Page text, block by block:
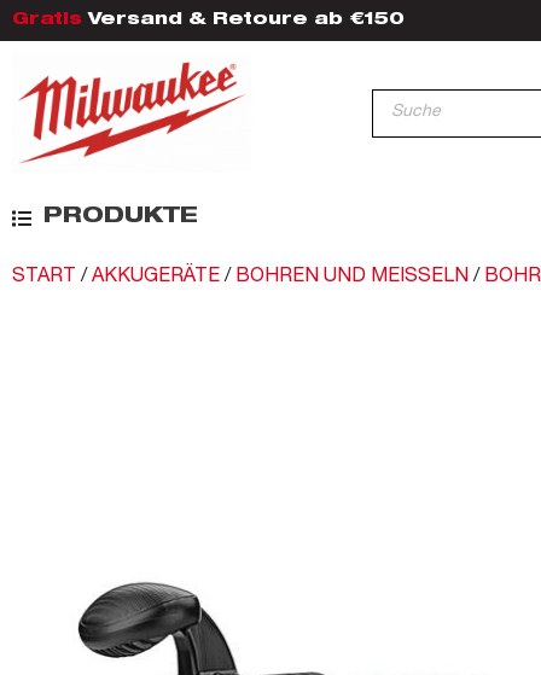
Gratis Versand & Retoure ab €150
PRODUKTE
START / AKKUGERÄTE / BOHREN UND MEISSELN /